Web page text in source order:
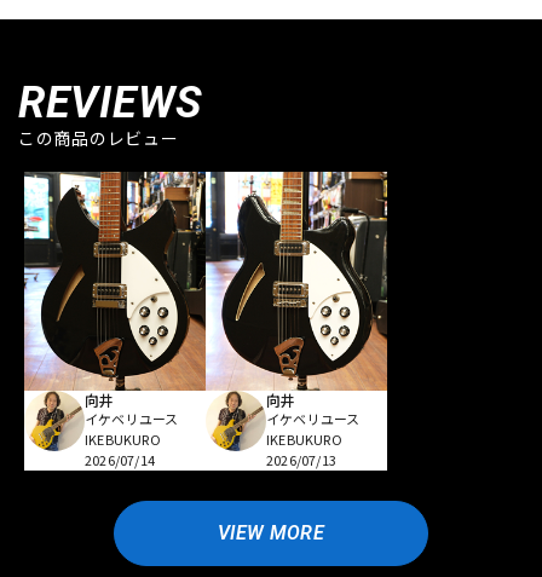
REVIEWS
この商品のレビュー
向井
イケベリユース
IKEBUKURO
2026/07/14
向井
イケベリユース
IKEBUKURO
2026/07/13
VIEW MORE